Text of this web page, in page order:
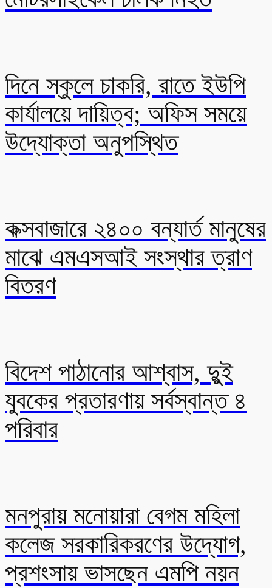
দিনে স্কুলে চাকরি, রাতে ইউপি
কার্যালয়ে দায়িত্ব; অফিস সময়ে
উদ্যোক্তা অনুপস্থিত
কক্সবাজারে ২৪০০ বন্যার্ত মানুষের
মাঝে এমএসআই সংস্থার ত্রাণ
বিতরণ
বিদেশ পাঠানোর আশ্বাস, দুুই
যুবকের প্রতারণায় সর্বস্বান্ত ৪
পরিবার
মনপুরায় মনোয়ারা বেগম মহিলা
কলেজ সরকারিকরণের উদ্যোগ,
প্রশংসায় ভাসছেন এমপি নয়ন